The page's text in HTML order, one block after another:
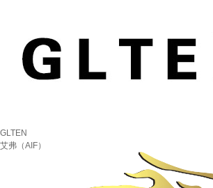
GLTEN
艾弗（AIF）